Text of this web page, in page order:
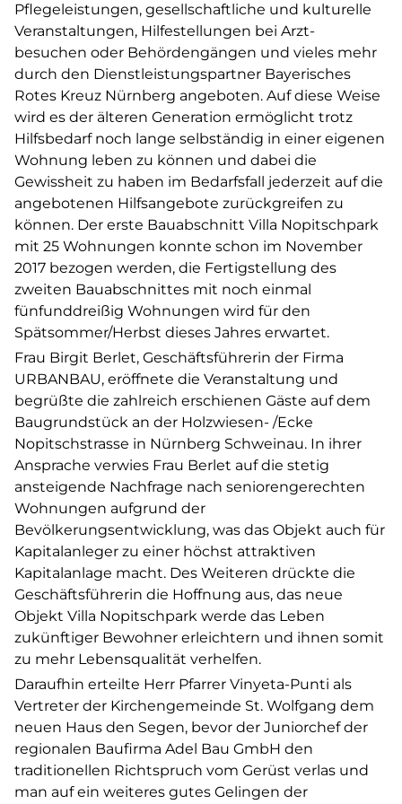
Pflegeleistungen, gesellschaftliche und kulturelle
Veranstaltungen, Hilfestellungen bei Arzt-
besuchen oder Behördengängen und vieles mehr
durch den Dienstleistungspartner Bayerisches
Rotes Kreuz Nürnberg angeboten. Auf diese Weise
wird es der älteren Generation ermöglicht trotz
Hilfsbedarf noch lange selbständig in einer eigenen
Wohnung leben zu können und dabei die
Gewissheit zu haben im Bedarfsfall jederzeit auf die
angebotenen Hilfsangebote zurückgreifen zu
können. Der erste Bauabschnitt Villa Nopitschpark
mit 25 Wohnungen konnte schon im November
2017 bezogen werden, die Fertigstellung des
zweiten Bauabschnittes mit noch einmal
fünfunddreißig Wohnungen wird für den
Spätsommer/Herbst dieses Jahres erwartet.
Frau Birgit Berlet, Geschäftsführerin der Firma
URBANBAU, eröffnete die Veranstaltung und
begrüßte die zahlreich erschienen Gäste auf dem
Baugrundstück an der Holzwiesen- /Ecke
Nopitschstrasse in Nürnberg Schweinau. In ihrer
Ansprache verwies Frau Berlet auf die stetig
ansteigende Nachfrage nach seniorengerechten
Wohnungen aufgrund der
Bevölkerungsentwicklung, was das Objekt auch für
Kapitalanleger zu einer höchst attraktiven
Kapitalanlage macht. Des Weiteren drückte die
Geschäftsführerin die Hoffnung aus, das neue
Objekt Villa Nopitschpark werde das Leben
zukünftiger Bewohner erleichtern und ihnen somit
zu mehr Lebensqualität verhelfen.
Daraufhin erteilte Herr Pfarrer Vinyeta-Punti als
Vertreter der Kirchengemeinde St. Wolfgang dem
neuen Haus den Segen, bevor der Juniorchef der
regionalen Baufirma Adel Bau GmbH den
traditionellen Richtspruch vom Gerüst verlas und
man auf ein weiteres gutes Gelingen der